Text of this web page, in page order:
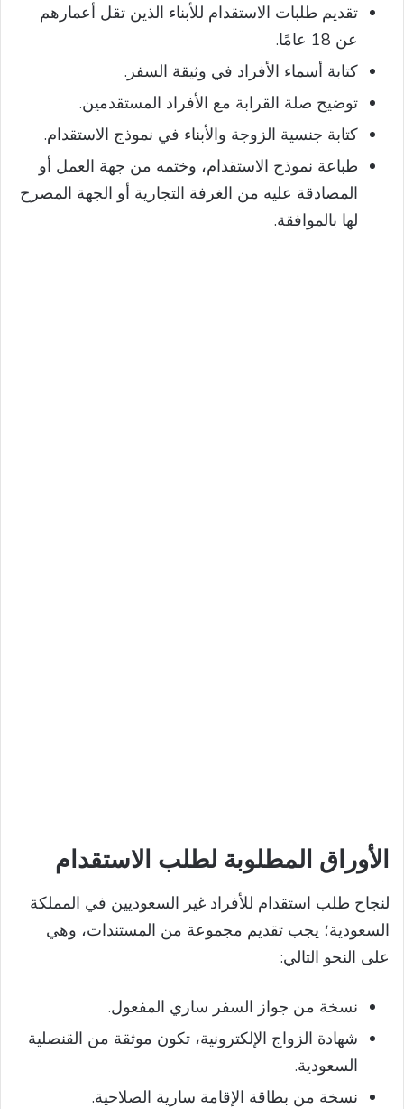
تقديم طلبات الاستقدام للأبناء الذين تقل أعمارهم
عن 18 عامًا.
كتابة أسماء الأفراد في وثيقة السفر.
توضيح صلة القرابة مع الأفراد المستقدمين.
كتابة جنسية الزوجة والأبناء في نموذج الاستقدام.
طباعة نموذج الاستقدام، وختمه من جهة العمل أو
المصادقة عليه من الغرفة التجارية أو الجهة المصرح
لها بالموافقة.
الأوراق المطلوبة لطلب الاستقدام
لنجاح طلب استقدام للأفراد غير السعوديين في المملكة
السعودية؛ يجب تقديم مجموعة من المستندات، وهي
على النحو التالي:
نسخة من جواز السفر ساري المفعول.
شهادة الزواج الإلكترونية، تكون موثقة من القنصلية
السعودية.
نسخة من بطاقة الإقامة سارية الصلاحية.